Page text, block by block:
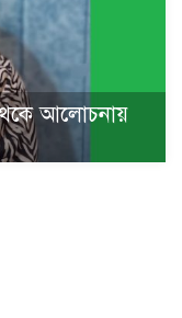
আলোচনায়